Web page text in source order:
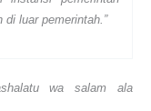
di luar pemerintah. ”
wa salam ala